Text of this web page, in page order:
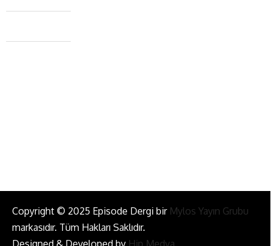
Caferağa Mah. Dr. Şakir Paşa Sok. No3/A Kadıköy İstanbul
+90 543 345 46 00
Copyright © 2025 Episode Dergi bir Mylos Yayın Grubu
markasıdır. Tüm Hakları Saklıdır.
Designed & Developed by Hip Medya